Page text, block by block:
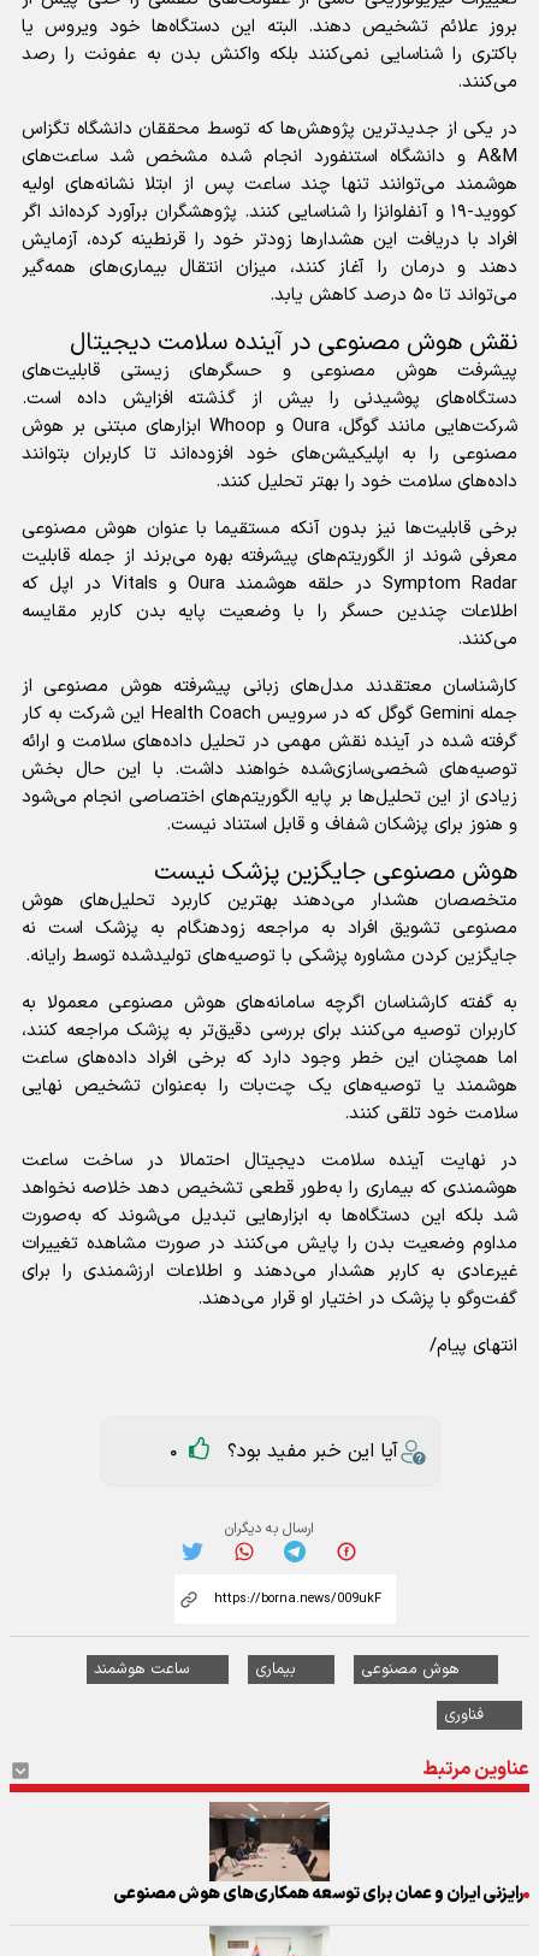
بروز علائم تشخیص دهند. البته این دستگاه‌ها خود ویروس یا
باکتری را شناسایی نمی‌کنند بلکه واکنش بدن به عفونت را رصد
می‌کنند.
در یکی از جدیدترین پژوهش‌ها که توسط محققان دانشگاه تگزاس
A&M و دانشگاه استنفورد انجام شده مشخص شد ساعت‌های
هوشمند می‌توانند تنها چند ساعت پس از ابتلا نشانه‌های اولیه
کووید-۱۹ و آنفلوانزا را شناسایی کنند. پژوهشگران برآورد کرده‌اند اگر
افراد با دریافت این هشدار‌ها زودتر خود را قرنطینه کرده، آزمایش
دهند و درمان را آغاز کنند، میزان انتقال بیماری‌های همه‌گیر
می‌تواند تا ۵۰ درصد کاهش یابد.
نقش هوش مصنوعی در آینده سلامت دیجیتال
پیشرفت هوش مصنوعی و حسگر‌های زیستی قابلیت‌های
دستگاه‌های پوشیدنی را بیش از گذشته افزایش داده است.
شرکت‌هایی مانند گوگل، Oura و Whoop ابزار‌های مبتنی بر هوش
مصنوعی را به اپلیکیشن‌های خود افزوده‌اند تا کاربران بتوانند
داده‌های سلامت خود را بهتر تحلیل کنند.
برخی قابلیت‌ها نیز بدون آنکه مستقیما با عنوان هوش مصنوعی
معرفی شوند از الگوریتم‌های پیشرفته بهره می‌برند از جمله قابلیت
Symptom Radar در حلقه هوشمند Oura و Vitals در اپل که
اطلاعات چندین حسگر را با وضعیت پایه بدن کاربر مقایسه
می‌کنند.
کارشناسان معتقدند مدل‌های زبانی پیشرفته هوش مصنوعی از
جمله Gemini گوگل که در سرویس Health Coach این شرکت به کار
گرفته شده در آینده نقش مهمی در تحلیل داده‌های سلامت و ارائه
توصیه‌های شخصی‌سازی‌شده خواهند داشت. با این حال بخش
زیادی از این تحلیل‌ها بر پایه الگوریتم‌های اختصاصی انجام می‌شود
و هنوز برای پزشکان شفاف و قابل استناد نیست.
هوش مصنوعی جایگزین پزشک نیست
متخصصان هشدار می‌دهند بهترین کاربرد تحلیل‌های هوش
مصنوعی تشویق افراد به مراجعه زودهنگام به پزشک است نه
جایگزین کردن مشاوره پزشکی با توصیه‌های تولیدشده توسط رایانه.
به گفته کارشناسان اگرچه سامانه‌های هوش مصنوعی معمولا به
کاربران توصیه می‌کنند برای بررسی دقیق‌تر به پزشک مراجعه کنند،
اما همچنان این خطر وجود دارد که برخی افراد داده‌های ساعت
هوشمند یا توصیه‌های یک چت‌بات را به‌عنوان تشخیص نهایی
سلامت خود تلقی کنند.
در نهایت آینده سلامت دیجیتال احتمالا در ساخت ساعت
هوشمندی که بیماری را به‌طور قطعی تشخیص دهد خلاصه نخواهد
شد بلکه این دستگاه‌ها به ابزار‌هایی تبدیل می‌شوند که به‌صورت
مداوم وضعیت بدن را پایش می‌کنند در صورت مشاهده تغییرات
غیرعادی به کاربر هشدار می‌دهند و اطلاعات ارزشمندی را برای
گفت‌و‌گو با پزشک در اختیار او قرار می‌دهند.
انتهای پیام/
آیا این خبر مفید بود؟ 0
ارسال به دیگران
هوش مصنوعی بیماری
ساعت هوشمند
فناوری
عناوین مرتبط
رایزنی ایران و عمان برای توسعه همکاری‌های هوش مصنوعی